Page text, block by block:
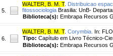
5.
WALTER, B. M. T. Distribuicao
fitossociologia Brasilia: UnB-
Biblioteca(s): Embrapa Recursos
6.
WALTER, B. M. T. Corymbia. In:
Tipo: Capítulo em Livro Técnico-
Biblioteca(s): Embrapa Recursos